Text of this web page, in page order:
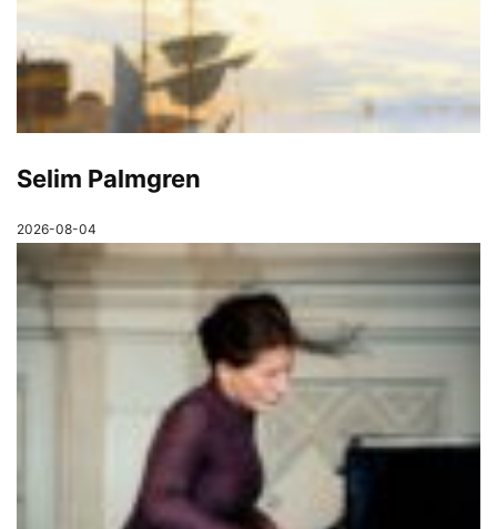
Selim Palmgren
2026-08-04